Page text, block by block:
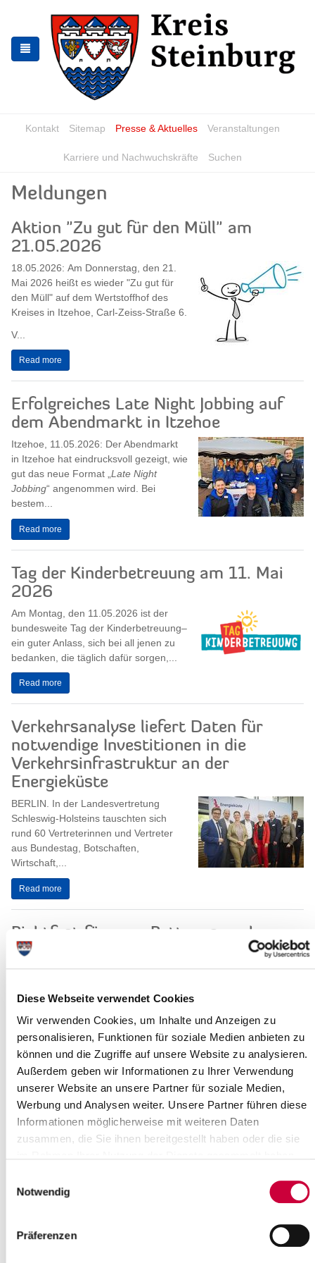
Diese Webseite verwendet Cookies
Wir verwenden Cookies, um Inhalte und Anzeigen zu
personalisieren, Funktionen für soziale Medien anbieten zu
können und die Zugriffe auf unsere Website zu analysieren.
Außerdem geben wir Informationen zu Ihrer Verwendung
unserer Website an unsere Partner für soziale Medien,
Werbung und Analysen weiter. Unsere Partner führen diese
Informationen möglicherweise mit weiteren Daten
zusammen, die Sie ihnen bereitgestellt haben oder die sie
Notwendig
Präferenzen
the
navigation
the
content
Kontakt Sitemap Presse & Aktuelles Veranstaltungen
Karriere und Nachwuchskräfte Suchen
Meldungen
Aktion "Zu gut für den Müll" am
21.05.2026
18.05.2026: Am Donnerstag, den 21.
Mai 2026 heißt es wieder "Zu gut für
den Müll" auf dem Wertstoffhof des
Kreises in Itzehoe, Carl-Zeiss-Straße 6.
V...
Read more
Erfolgreiches Late Night Jobbing auf
dem Abendmarkt in Itzehoe
Itzehoe, 11.05.2026: Der Abendmarkt
in Itzehoe hat eindrucksvoll gezeigt, wie
gut das neue Format „Late Night
Jobbing“ angenommen wird. Bei
bestem...
Read more
Tag der Kinderbetreuung am 11. Mai
2026
Am Montag, den 11.05.2026 ist der
bundesweite Tag der Kinderbetreuung–
ein guter Anlass, sich bei all jenen zu
bedanken, die täglich dafür sorgen,...
Read more
Verkehrsanalyse liefert Daten für
notwendige Investitionen in die
Verkehrsinfrastruktur an der
Energieküste
BERLIN. In der Landesvertretung
Schleswig-Holsteins tauschten sich
rund 60 Vertreterinnen und Vertreter
aus Bundestag, Botschaften,
Wirtschaft,...
Read more
Richtfest für neue Rettungswache
Nordoe: Klinikum Itzehoe und RKiSH
stärken die Notfallversorgung der
fünf Monaten Bauzeit | Einzug für
Dezember 2026 geplant
Mit einem traditionellen Richtfest hat
das Klinikum Itzehoe am Dienstag, 5.
Mai 2026, einen wichtigen Meilenstein
beim Bau der neuen Rettungswache...
Read more
Mediennutzung im Grundschulalter.